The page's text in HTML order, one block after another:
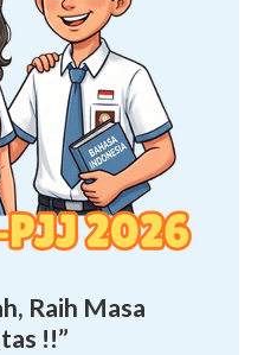
Raih Masa
!!”